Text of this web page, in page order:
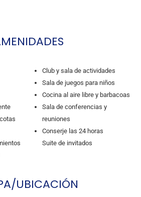
Club y sala de actividades
Sala de juegos para niños
Cocina al aire libre y barbacoas
Sala de conferencias y
reuniones
Conserje las 24 horas
Suite de invitados
UBICACIÓN